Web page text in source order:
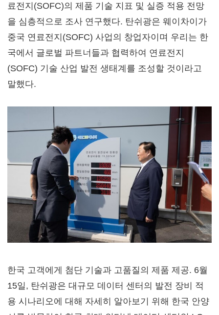
료전지(SOFC)의 제품 기술 지표 및 실증 적용 전망
을 심층적으로 조사 연구했다. 탄쉬광은 웨이차이가
중국 연료전지(SOFC) 사업의 창업자이며 우리는 한
국에서 글로벌 파트너들과 협력하여 연료전지
(SOFC) 기술 산업 발전 생태계를 조성할 것이라고
말했다.
한국 고객에게 첨단 기술과 고품질의 제품 제공. 6월
15일, 탄쉬광은 대규모 데이터 센터의 발전 장비 적
용 시나리오에 대해 자세히 알아보기 위해 한국 안양